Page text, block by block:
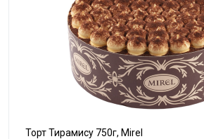
Торт Тирамису 750г, Mirel